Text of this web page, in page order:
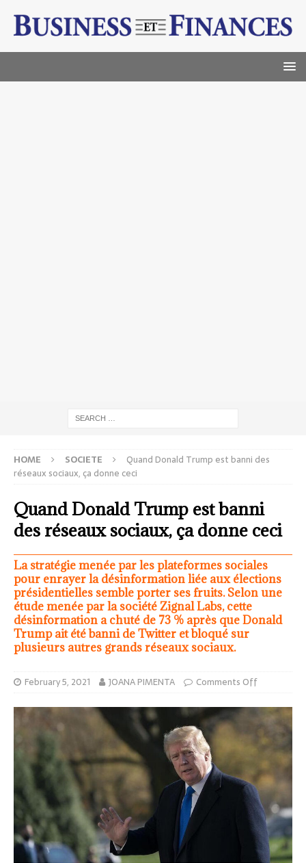
HOME SOCIETE
Quand Donald Trump est banni des
réseaux sociaux, ça donne ceci
Quand Donald Trump est banni
des réseaux sociaux, ça donne ceci
La stratégie menée par les plateformes sociales
pour enrayer la désinformation liée aux élections
présidentielles semble porter ses fruits. Selon une
étude menée par la société Zignal Labs, cette
désinformation a chuté de 73 % après que Donald
Trump ait été banni de Twitter et bloqué sur
plusieurs autres grands réseaux sociaux.
February 5, 2021 JOANA PIMENTA Comments Off